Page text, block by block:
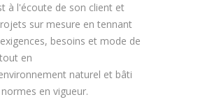
à l'écoute de son client et
sur mesure en tennant
besoins et mode de
en
naturel et bâti
en vigueur.